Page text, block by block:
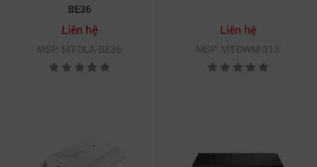
BE36
Liên hệ
MSP: MT-DLA-BE36
Liên hệ
MSP: MT-DWM-313